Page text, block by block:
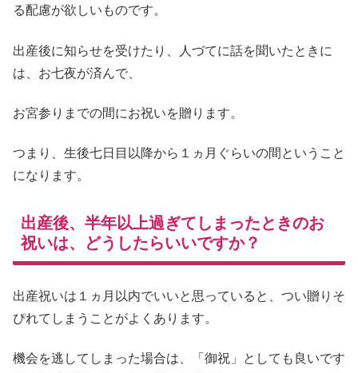
る配慮が欲しいものです。
出産後に知らせを受けたり、人づてに話を聞いたときに
は、お七夜が済んで、
お宮参りまでの間にお祝いを贈ります。
つまり、生後七日目以降から１ヵ月ぐらいの間ということ
になります。
出産後、半年以上過ぎてしまったときのお
祝いは、どうしたらいいですか？
出産祝いは１ヵ月以内でいいと思っていると、つい贈りそ
ぴれてしまうことがよくあります。
機会を逃してしまった場合は、「御祝」としても良いです